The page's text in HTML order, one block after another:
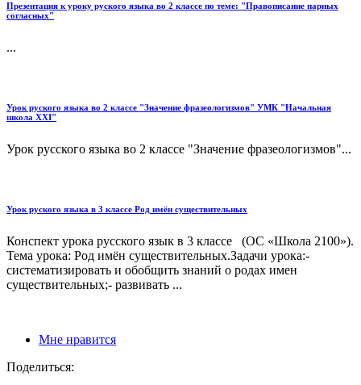
Презентация к уроку руского языка во 2 классе по теме: "Правописание парных
согласных"
...
Урок руского языка во 2 классе "Значение фразеологизмов" УМК "Начальная
школа XXI"
Урок русского языка во 2 классе "Значение фразеологизмов"...
Урок руского языка в 3 классе Род имён существительных
Конспект урока русского язык в 3 классе (ОС «Школа 2100»).
Тема урока: Род имён существительных.Задачи урока:-
систематизировать и обобщить знаний о родах имен
существительных;- развивать ...
Мне нравится
Поделиться: